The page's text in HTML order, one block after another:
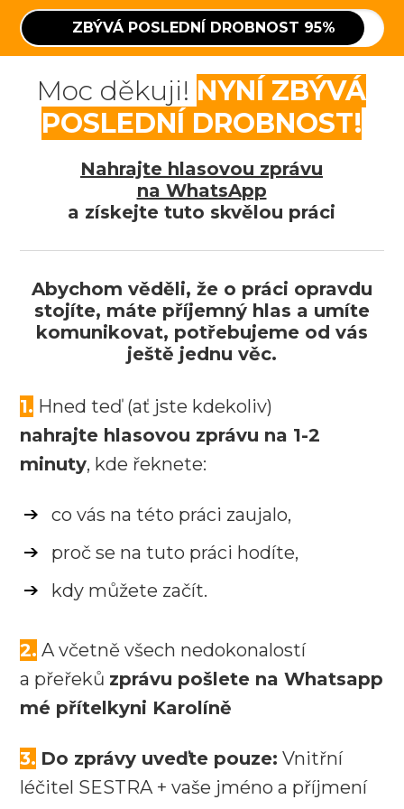
ZBÝVÁ POSLEDNÍ DROBNOST 95%
Moc děkuji! NYNÍ ZBÝVÁ
POSLEDNÍ DROBNOST!
Nahrajte hlasovou zprávu
na WhatsApp
a získejte tuto skvělou práci
Abychom věděli, že o práci opravdu
stojíte, máte příjemný hlas a umíte
komunikovat, potřebujeme od vás
ještě jednu věc.
1. Hned teď (ať jste kdekoliv)
nahrajte hlasovou zprávu na 1-2
minuty, kde řeknete:
co vás na této práci zaujalo,
proč se na tuto práci hodíte,
kdy můžete začít.
2. A včetně všech nedokonalostí
a přeřeků zprávu pošlete na Whatsapp
mé přítelkyni Karolíně
3. Do zprávy uveďte pouze: Vnitřní
léčitel SESTRA + vaše jméno a příjmení